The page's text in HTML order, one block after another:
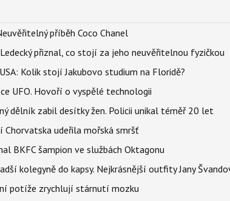
34,38 ---
příběh Coco Chanel
přiznal, co stojí za jeho neuvěřitelnou fyzičkou
Kolik stojí Jakubovo studium na Floridě?
UFO. Hovoří o vyspělé technologii
dělník zabil desítky žen. Policii unikal téměř 20 let
Chorvatska udeřila mořská smršť
BKFC šampion ve službách Oktagonu
kolegyně do kapsy. Nejkrásnější outfity Jany
potíže zrychlují stárnutí mozku